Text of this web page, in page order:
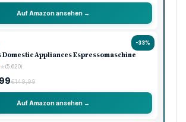
Auf Amazon ansehen →
-33%
Domestic Appliances Espressomaschine
(5.620)
€149,99
Auf Amazon ansehen →